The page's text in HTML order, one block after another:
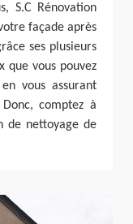
S.C Rénovation
façade après
ses plusieurs
que vous pouvez
vous assurant
comptez à
de nettoyage de